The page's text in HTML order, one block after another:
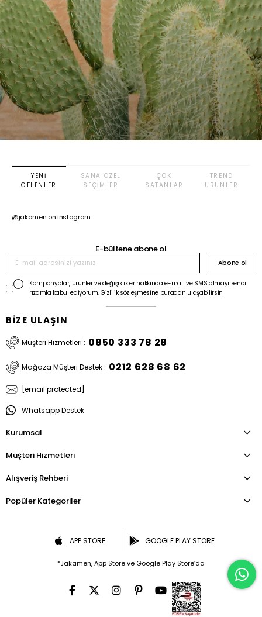
YENI
GELENLER
SANA ÖZEL
SEÇIMLER
ÇOK
SATANLAR
TREND
ÜRÜNLER
@jakamen on instagram
E-bültene abone ol
Abone ol
Kampanyalar, ürünler ve değişiklikler hakkında e-mail ve SMS almayı kendi
rızamla kabul ediyorum. Gizlilik sözleşmesine buradan ulaşabilirsin
BİZE ULAŞIN
Müşteri Hizmetleri : 0850 333 78 28
Mağaza Müşteri Destek : 0212 628 68 62
[email protected]
Whatsapp Destek
Kurumsal
Müşteri Hizmetleri
Alışveriş Rehberi
Popüler Kategoriler
APP STORE GOOGLE PLAY STORE
*Jakamen, App Store ve Google Play Store’da